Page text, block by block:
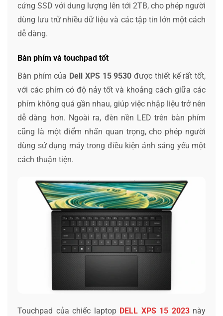
cứng SSD với dung lượng lên tới 2TB, cho phép người
dùng lưu trữ nhiều dữ liệu và các tập tin lớn một cách
dễ dàng.
Bàn phím và touchpad tốt
Bàn phím của Dell XPS 15 9530 được thiết kế rất tốt,
với các phím có độ nảy tốt và khoảng cách giữa các
phím không quá gần nhau, giúp việc nhập liệu trở nên
dễ dàng hơn. Ngoài ra, đèn nền LED trên bàn phím
cũng là một điểm nhấn quan trọng, cho phép người
dùng sử dụng máy trong điều kiện ánh sáng yếu một
cách thuận tiện.
Touchpad của chiếc laptop DELL XPS 15 2023này